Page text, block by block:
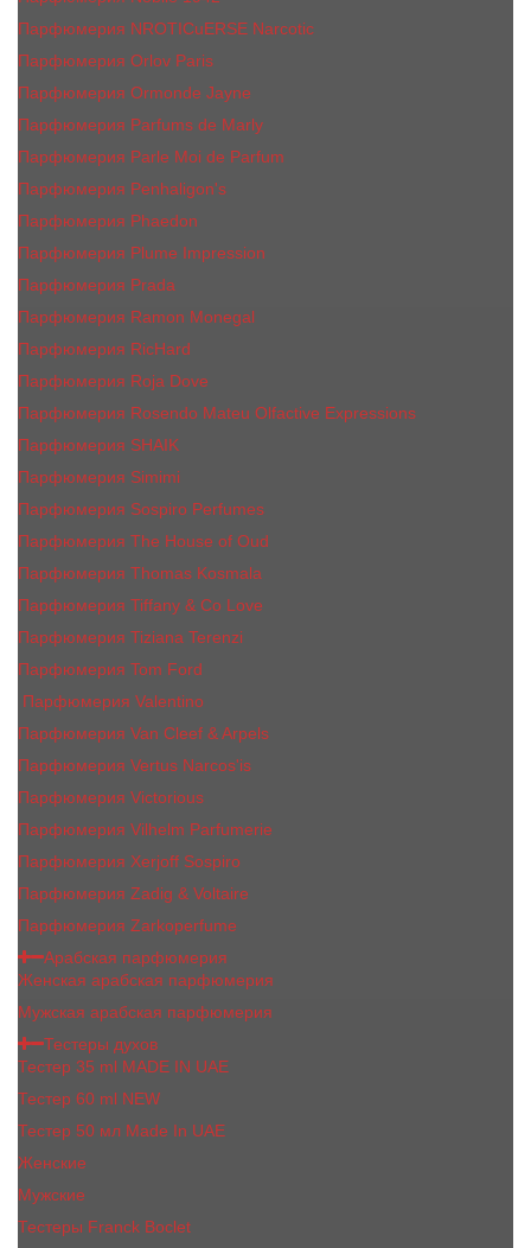
Парфюмерия NROTICuERSE Narcotic
Парфюмерия Orlov Paris
Парфюмерия Ormonde Jayne
Парфюмерия Parfums de Marly
Парфюмерия Parle Moi de Parfum
Парфюмерия Penhaligon's
Парфюмерия Phaedon
Парфюмерия Plume Impression
Парфюмерия Prada
Парфюмерия Ramon Monegal
Парфюмерия RicHard
Парфюмерия Roja Dove
Парфюмерия Rosendo Mateu Olfactive Expressions
Парфюмерия SHAIK
Парфюмерия Simimi
Парфюмерия Sospiro Perfumes
Парфюмерия The House of Oud
Парфюмерия Thomas Kosmala
Парфюмерия Tiffany & Co Love
Парфюмерия Tiziana Terenzi
Парфюмерия Tom Ford
Парфюмерия Valentino
Парфюмерия Van Cleef & Arpels
Парфюмерия Vertus Narcos'is
Парфюмерия Victorious
Парфюмерия Vilhelm Parfumerie
Парфюмерия Xerjoff Sospiro
Парфюмерия Zadig & Voltaire
Парфюмерия Zarkoperfume
Арабская парфюмерия
Женская арабская парфюмерия
Мужская арабская парфюмерия
Тестеры духов
Тестер 35 ml MADE IN UAE
Тестер 60 ml NEW
Тестер 50 мл Made In UAE
Женские
Мужские
Тестеры Franck Boclet